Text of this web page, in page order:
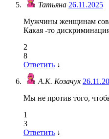
Татьяна 26.11.2025
Мужчины женщинам
Какая -то
2
8
Ответить ↓
А.К. Козачук
Мы не против того,
1
3
Ответить ↓